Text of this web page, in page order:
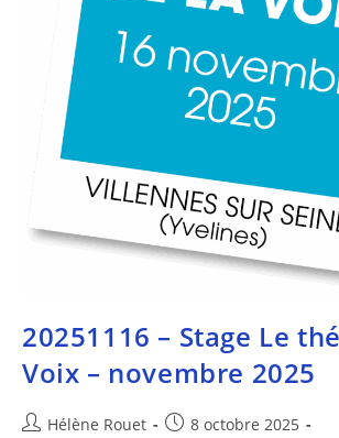
20251116 – Stage Le
Voix – novembre 2025
Hélène Rouet
8 octobre 2025